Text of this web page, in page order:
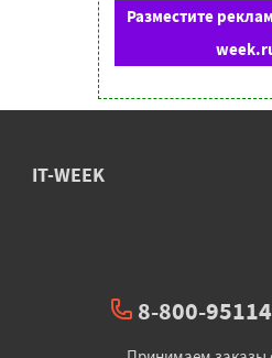
Разместите
IT-WEEK
8-800-95114